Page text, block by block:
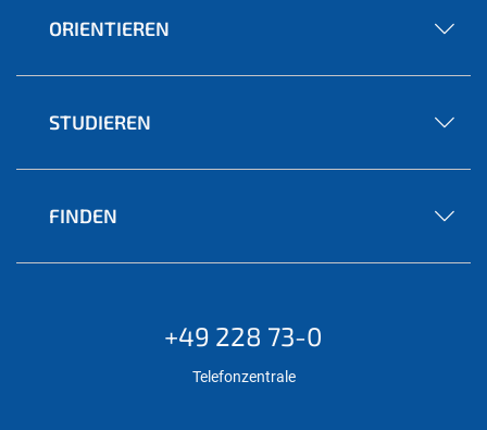
ORIENTIEREN
STUDIEREN
FINDEN
+49 228 73-0
Telefonzentrale